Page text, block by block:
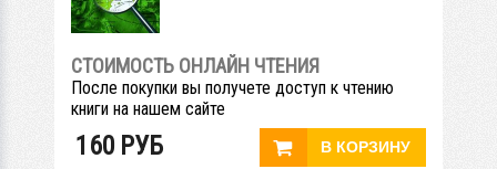
СТОИМОСТЬ ОНЛАЙН ЧТЕНИЯ
После покупки вы получете доступ к чтению
книги на нашем сайте
160 РУБ